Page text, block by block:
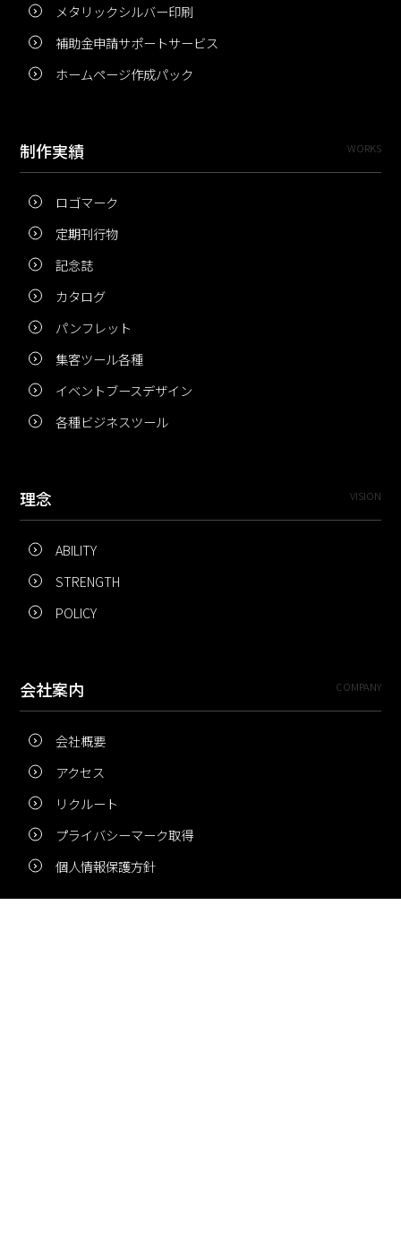
メタリックシルバー印刷
補助金申請サポートサービス
ホームページ作成パック
制作実績 WORKS
ロゴマーク
定期刊行物
記念誌
カタログ
パンフレット
集客ツール各種
イベントブースデザイン
各種ビジネスツール
理念 VISION
ABILITY
STRENGTH
POLICY
会社案内 COMPANY
会社概要
アクセス
リクルート
プライバシーマーク取得
個人情報保護方針